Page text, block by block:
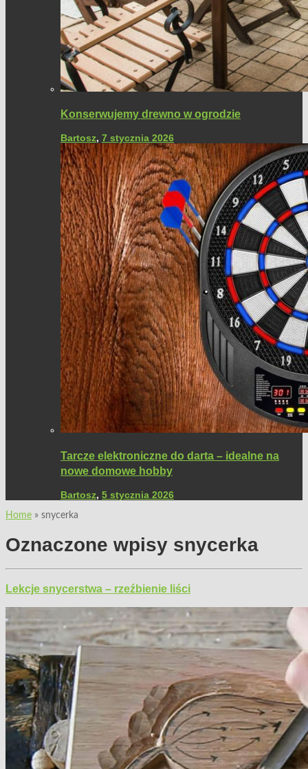
Konserwujemy drewno w ogrodzie
Bartosz, 7 stycznia 2026
Tarcze elektroniczne do darta – idealne na
nowe domowe hobby
Bartosz, 5 stycznia 2026
Home » snycerka
Oznaczone wpisy snycerka
Lekcje snycerstwa – rzeźbienie liści